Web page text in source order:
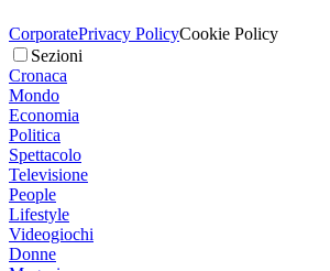
CorporatePrivacy PolicyCookie Policy
Sezioni
Cronaca
Mondo
Economia
Politica
Spettacolo
Televisione
People
Lifestyle
Videogiochi
Donne